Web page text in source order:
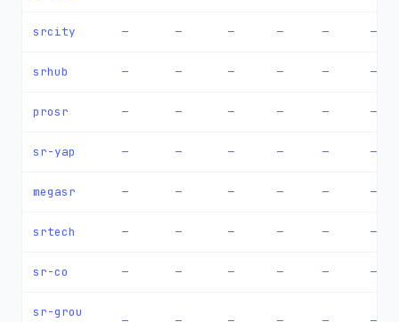
srcity — — — — — —
srhub — — — — — —
prosr — — — — — —
sr-yap — — — — — —
megasr — — — — — —
srtech — — — — — —
sr-co — — — — — —
sr-grou